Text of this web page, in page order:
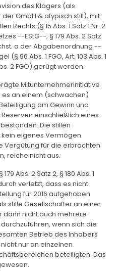
des Klägers (als
GmbH & atypisch still), mit
Rechts (§ 15 Abs. 1 Satz 1 Nr. 2
--EStG--; § 179 Abs. 2 Satz
a der Abgabenordnung --
96 Abs. 1 FGO, Art. 103 Abs. 1
2 FGO) gerügt werden.
Mitunternehmerinitiative
es an einem (schwachen)
am Gewinn und
einschließlich eines
Die stillen
eigenes Vermögen
Vergütung für die erbrachten
reiche nicht aus.
Abs. 2 Satz 2, § 180 Abs. 1
verletzt, dass es nicht
für 2016 aufgehoben
stille Gesellschafter an einer
dann nicht auch mehrere
wenn sich die
Betrieb des Inhabers
nur an einzelnen
beteiligten. Das